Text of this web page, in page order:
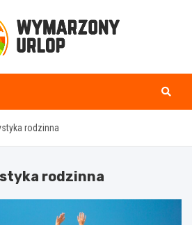
rodzinna
rodzinna